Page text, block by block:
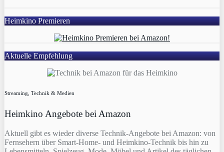
Heimkino Premieren
Aktuelle Empfehlung
Streaming, Technik & Medien
Heimkino Angebote bei Amazon
Aktuell gibt es wieder diverse Technik-Angebote bei Amazon: von
Fernsehern über Smart-Home- und Heimkino-Technik bis hin zu